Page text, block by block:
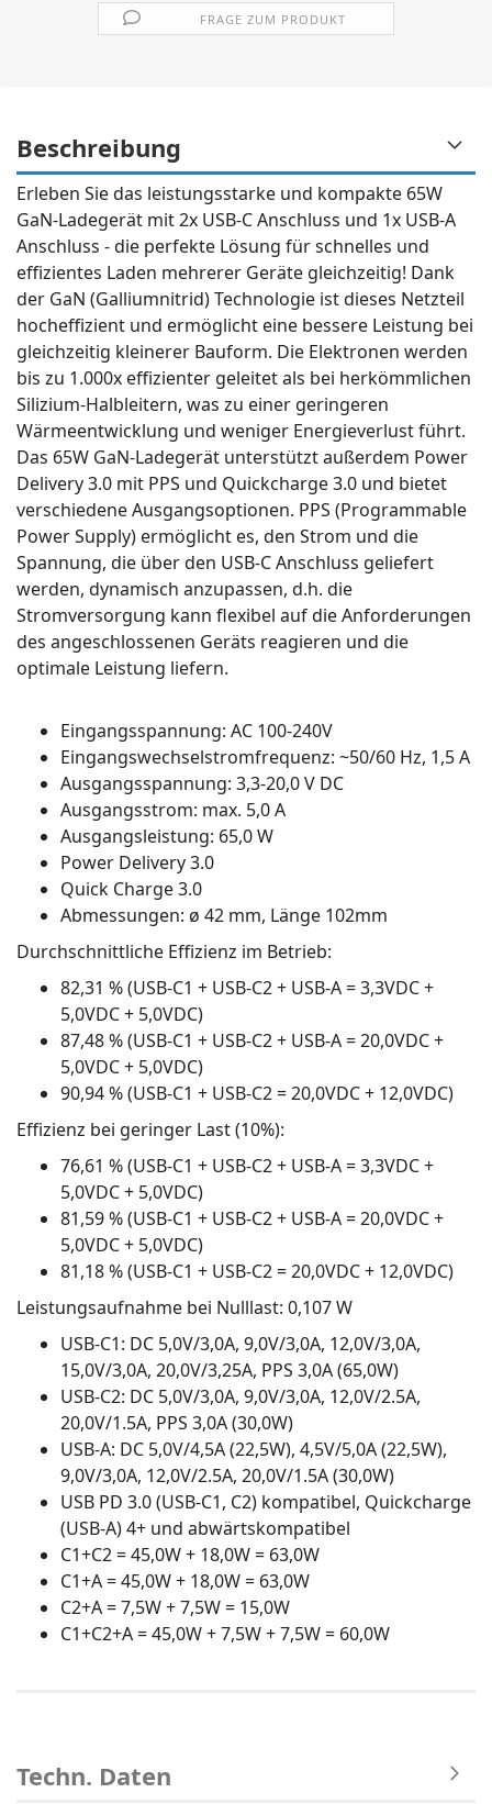
FRAGE ZUM PRODUKT
Beschreibung
Erleben Sie das leistungsstarke und kompakte 65W
GaN-Ladegerät mit 2x USB-C Anschluss und 1x USB-A
Anschluss - die perfekte Lösung für schnelles und
effizientes Laden mehrerer Geräte gleichzeitig! Dank
der GaN (Galliumnitrid) Technologie ist dieses Netzteil
hocheffizient und ermöglicht eine bessere Leistung bei
gleichzeitig kleinerer Bauform. Die Elektronen werden
bis zu 1.000x effizienter geleitet als bei herkömmlichen
Silizium-Halbleitern, was zu einer geringeren
Wärmeentwicklung und weniger Energieverlust führt.
Das 65W GaN-Ladegerät unterstützt außerdem Power
Delivery 3.0 mit PPS und Quickcharge 3.0 und bietet
verschiedene Ausgangsoptionen. PPS (Programmable
Power Supply) ermöglicht es, den Strom und die
Spannung, die über den USB-C Anschluss geliefert
werden, dynamisch anzupassen, d.h. die
Stromversorgung kann flexibel auf die Anforderungen
des angeschlossenen Geräts reagieren und die
optimale Leistung liefern.
Eingangsspannung: AC 100-240V
Eingangswechselstromfrequenz: ~50/60 Hz, 1,5 A
Ausgangsspannung: 3,3-20,0 V DC
Ausgangsstrom: max. 5,0 A
Ausgangsleistung: 65,0 W
Power Delivery 3.0
Quick Charge 3.0
Abmessungen: ø 42 mm, Länge 102mm
Durchschnittliche Effizienz im Betrieb:
82,31 % (USB-C1 + USB-C2 + USB-A = 3,3VDC +
5,0VDC + 5,0VDC)
87,48 % (USB-C1 + USB-C2 + USB-A = 20,0VDC +
5,0VDC + 5,0VDC)
90,94 % (USB-C1 + USB-C2 = 20,0VDC + 12,0VDC)
Effizienz bei geringer Last (10%):
76,61 % (USB-C1 + USB-C2 + USB-A = 3,3VDC +
5,0VDC + 5,0VDC)
81,59 % (USB-C1 + USB-C2 + USB-A = 20,0VDC +
5,0VDC + 5,0VDC)
81,18 % (USB-C1 + USB-C2 = 20,0VDC + 12,0VDC)
Leistungsaufnahme bei Nulllast: 0,107 W
USB-C1: DC 5,0V/3,0A, 9,0V/3,0A, 12,0V/3,0A,
15,0V/3,0A, 20,0V/3,25A, PPS 3,0A (65,0W)
USB-C2: DC 5,0V/3,0A, 9,0V/3,0A, 12,0V/2.5A,
20,0V/1.5A, PPS 3,0A (30,0W)
USB-A: DC 5,0V/4,5A (22,5W), 4,5V/5,0A (22,5W),
9,0V/3,0A, 12,0V/2.5A, 20,0V/1.5A (30,0W)
USB PD 3.0 (USB-C1, C2) kompatibel, Quickcharge
(USB-A) 4+ und abwärtskompatibel
C1+C2 = 45,0W + 18,0W = 63,0W
C1+A = 45,0W + 18,0W = 63,0W
C2+A = 7,5W + 7,5W = 15,0W
C1+C2+A = 45,0W + 7,5W + 7,5W = 60,0W
Techn. Daten